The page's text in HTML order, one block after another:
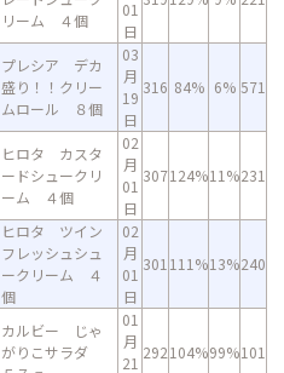
リーム ４個
01
日
プレシア デカ
盛り！！クリー
ムロール ８個
03
月
19
日
316 84% 6% 571
ヒロタ カスタ
ードシュークリ
ーム ４個
02
月
01
日
307124%11%231
ヒロタ ツイン
フレッシュシュ
ークリーム ４
個
02
月
01
日
301 111%13%240
カルビー じゃ
がりこサラダ
01
月
21
292104%99%101